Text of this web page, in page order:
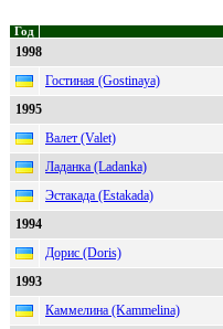
Год
1998
Гостиная (Gostinaya)
1995
Валет (Valet)
Ладанка (Ladanka)
Эстакада (Estakada)
1994
Дорис (Doris)
1993
Каммелина (Kammelina)